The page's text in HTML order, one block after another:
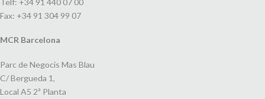
Telf: +34 91 440 07 00
Fax: +34 91 304 99 07
MCR Barcelona
Parc de Negocis Mas Blau
C/ Bergueda 1,
Local A5 2ª Planta